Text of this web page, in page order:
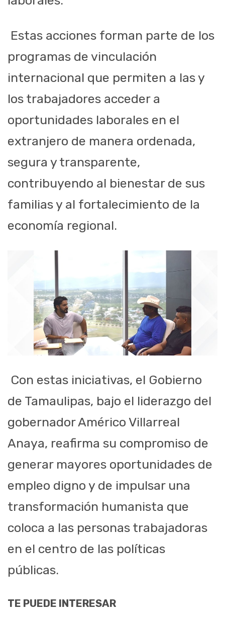
Estas acciones forman parte de los
programas de vinculación
internacional que permiten a las y
los trabajadores acceder a
oportunidades laborales en el
extranjero de manera ordenada,
segura y transparente,
contribuyendo al bienestar de sus
familias y al fortalecimiento de la
economía regional.
Con estas iniciativas, el Gobierno
de Tamaulipas, bajo el liderazgo del
gobernador Américo Villarreal
Anaya, reafirma su compromiso de
generar mayores oportunidades de
empleo digno y de impulsar una
transformación humanista que
coloca a las personas trabajadoras
en el centro de las políticas
públicas.
TE PUEDE INTERESAR